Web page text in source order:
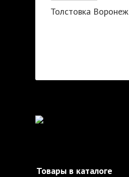
Толстовка Воронеж
Товары в каталоге